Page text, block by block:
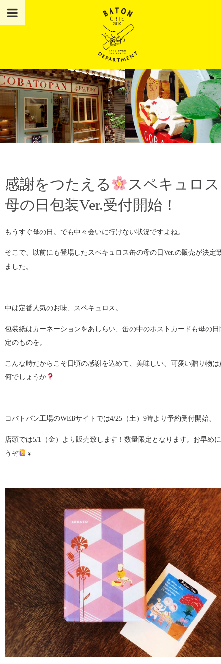
感謝をつたえる
スペキュロス
母の日包装Ver.受付開始！
もうすぐ母の日。でも中々会いに行けない状況ですよね。
そこで、以前にも登場したスペキュロス缶の母の日Ver.の販売が決定
ました。
中は定番人気のお味、スペキュロス。
包装紙はカーネーションをあしらい、缶の中のポストカードも母の日
定のものを。
こんな時だからこそ日頃の感謝を込めて、美味しい、可愛い贈り物は
何でしょうか
コバトパン工場のWEBサイトでは4/25（土）9時より予約受付開始、
店頭では5/1（金）より販売致します！数量限定となります。お早め
うぞ
‍♀